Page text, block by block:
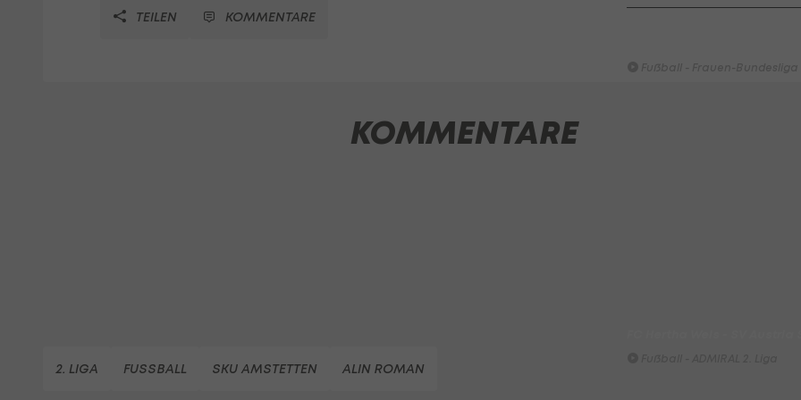
TEILEN KOMMENTARE
KOMMENTARE
2. LIGA FUSSBALL SKU AMSTETTEN ALIN ROMAN